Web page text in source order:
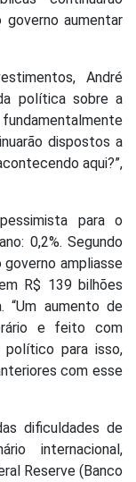
aumentar
André
política sobre a
dispostos a
aqui?”,
para o
0,2%. Segundo
ampliasse
R$ 139 bilhões
“Um aumento de
e feito com
político para isso,
com esse
dificuldades de
internacional,
Reserve (Banco